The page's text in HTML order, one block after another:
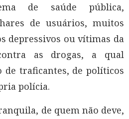
de saúde pública,
de usuários, muitos
depressivos ou vítimas da
as drogas, a qual
de traficantes, de políticos
polícia.
de quem não deve,